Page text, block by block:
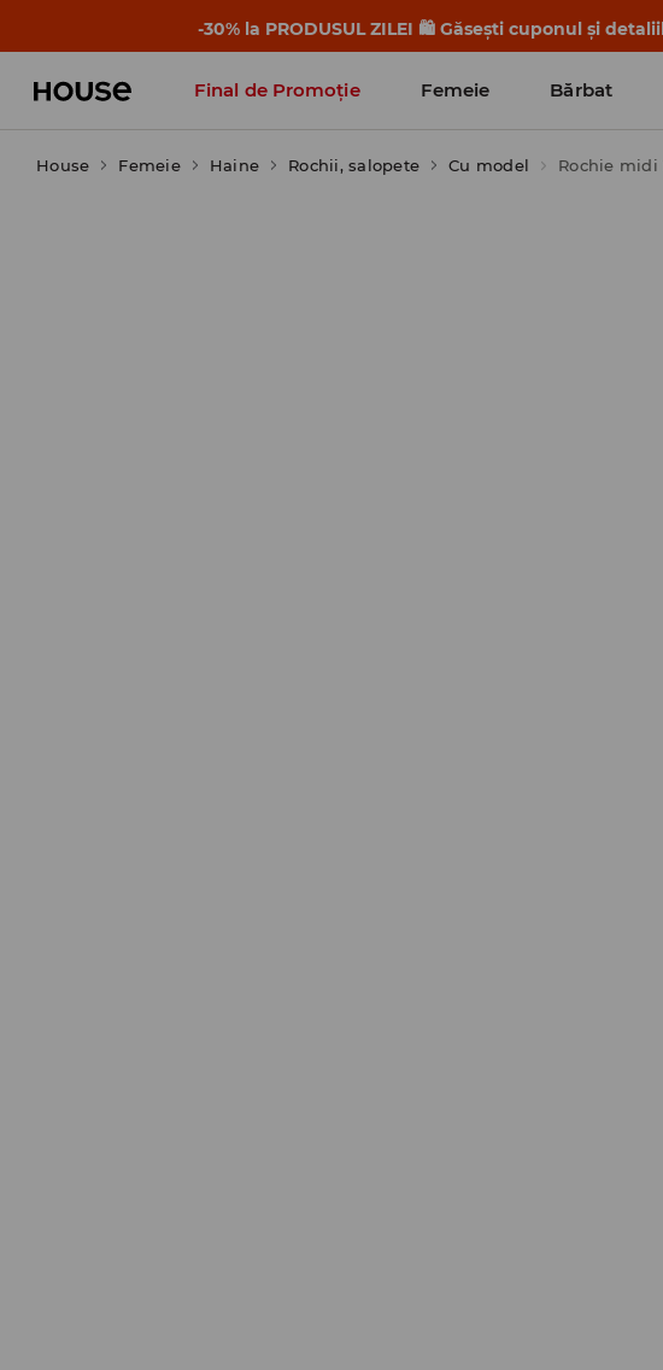
-30% la PRODUSUL ZILEI 🛍️ Găsești cuponul și
Final de Promoție Femeie Bărbat
House Femeie Haine Rochii, salopete Cu model Rochie